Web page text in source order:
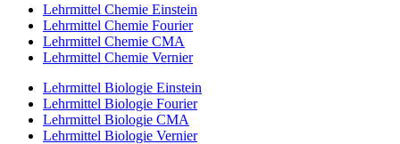
Lehrmittel Chemie Einstein
Lehrmittel Chemie Fourier
Lehrmittel Chemie CMA
Lehrmittel Chemie Vernier
Lehrmittel Biologie Einstein
Lehrmittel Biologie Fourier
Lehrmittel Biologie CMA
Lehrmittel Biologie Vernier